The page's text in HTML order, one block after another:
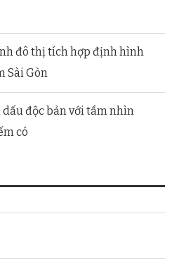
đô thị tích hợp định hình
Sài Gòn
độc bản với tầm nhìn
có